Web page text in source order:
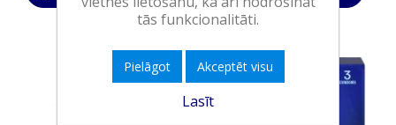
tās funkcionalitāti.
Pielāgot Akceptēt visu
Lasīt